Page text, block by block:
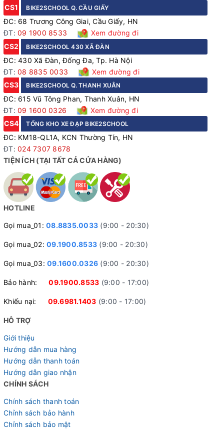
CS1 BIKE2SCHOOL Q. CẦU GIẤY
ĐC: 68 Trương Công Giai, Cầu Giấy, HN
ĐT: 09 1900 8533
Xem đường đi
CS2
BIKE2SCHOOL 430 XÃ ĐÀN
ĐC: 430 Xã Đàn, Đống Đa, Tp. Hà Nội
ĐT: 08 8835 0033
Xem đường đi
CS3
BIKE2SCHOOL Q. THANH XUÂN
ĐC: 615 Vũ Tông Phan, Thanh Xuân, HN
ĐT: 09 1600 0326
Xem đường đi
CS4
TỔNG KHO XE ĐẠP BIKE2SCHOOL
ĐC: KM18-QL1A, KCN Thường Tín, HN
ĐT: 024 7307 8678
TIỆN ÍCH (TẠI TẤT CẢ CỬA HÀNG)
HOTLINE
Gọi mua_01: 08.8835.0033 (9:00 - 20:30)
Gọi mua_02: 09.1900.8533 (9:00 - 20:30)
Gọi mua_03: 09.1600.0326 (9:00 - 20:30)
Bảo hành:09.1900.8533 (9:00 - 17:00)
Khiếu nại: 09.6981.1403 (9:00 - 17:00)
HỖ TRỢ
Giới thiệu
Hướng dẫn mua hàng
Hướng dẫn thanh toán
Hướng dẫn giao nhận
CHÍNH SÁCH
Chính sách thanh toán
Chỉnh sách bảo hành
Chỉnh sách bảo mật